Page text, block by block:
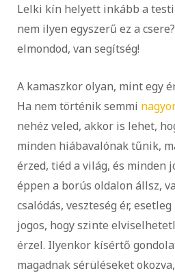
Lelki kín helyett inkább a
nem ilyen egyszerű ez a
elmondod, van segítség!
​A kamaszkor olyan, mint egy
Ha nem történik semmi
nehéz veled, akkor is lehet,
minden hiábavalónak tűnik,
érzed, tiéd a világ, és minden
éppen a borús oldalon állsz,
csalódás, veszteség ér,
jogos, hogy szinte
érzel. Ilyenkor kísértő
magadnak sérüléseket